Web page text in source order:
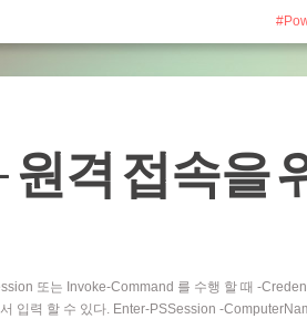
– 원격 접속을
또는 Invoke-Command 를 수행 할 때 -
입력 할 수 있다. Enter-PSSession -